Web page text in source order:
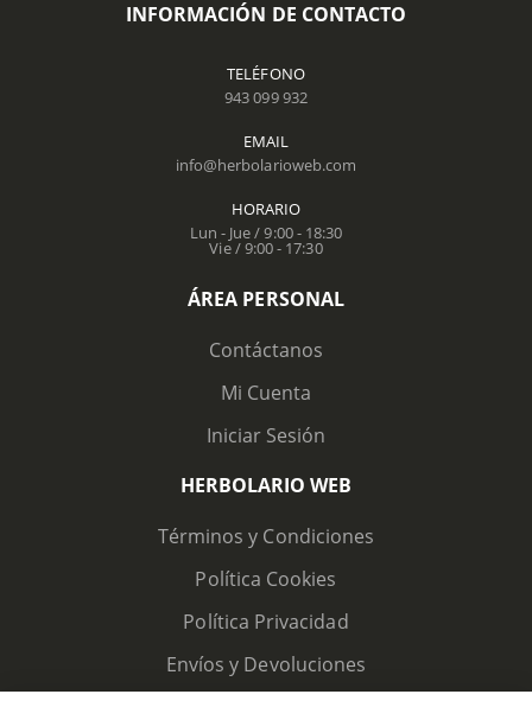
INFORMACIÓN DE CONTACTO
TELÉFONO
943 099 932
EMAIL
info@herbolarioweb.com
HORARIO
Lun - Jue / 9:00 - 18:30
Vie / 9:00 - 17:30
ÁREA PERSONAL
Contáctanos
Mi Cuenta
Iniciar Sesión
HERBOLARIO WEB
Términos y Condiciones
Política Cookies
Política Privacidad
Envíos y Devoluciones